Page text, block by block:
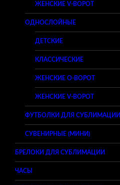
ЖЕНСКИЕ V-ВОРОТ
ОДНОСЛОЙНЫЕ
ДЕТСКИЕ
КЛАССИЧЕСКИЕ
ЖЕНСКИЕ O-ВОРОТ
ЖЕНСКИЕ V-ВОРОТ
ФУТБОЛКИ ДЛЯ СУБЛИМАЦИИ
СУВЕНИРНЫЕ (МИНИ)
БРЕЛОКИ ДЛЯ СУБЛИМАЦИИ
ЧАСЫ